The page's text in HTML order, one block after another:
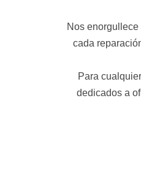
Nos
cada
Para
dedicados a